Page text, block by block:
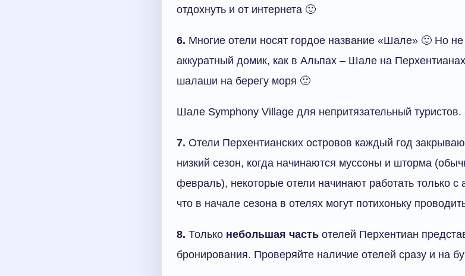
отдохнуть и от интернета 🙂
6. Многие отели носят гордое название «Шале» 🙂 Но не
аккуратный домик, как в Альпах – Шале на
шалаши на берегу моря 🙂
Шале Symphony Village для непритязательный
7. Отели Перхентианских островов каждый год
низкий сезон, когда начинаются муссоны и шторма
февраль), некоторые отели начинают работать только с
что в начале сезона в отелях могут потихоньку
8. Только небольшая часть отелей Перхентиан
бронирования. Проверяйте наличие отелей сразу и на